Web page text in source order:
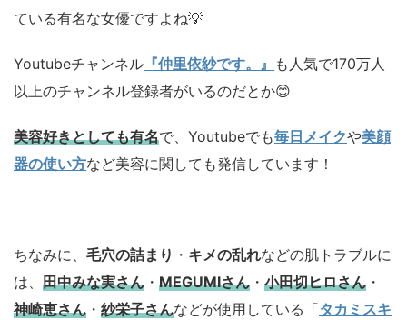
ている有名な女優ですよね💡
Youtubeチャンネル 『仲里依紗です。』 も人気で170万人
以上のチャンネル登録者がいるのだとか😊
美容好きとしても有名で、Youtubeでも毎日メイクや美顔
器の使い方など美容に関しても発信しています！
ちなみに、 毛穴の詰まり ・ キメの乱れなどの肌トラブルに
は、 田中みな実さん ・ MEGUMIさん ・ 小田切ヒロさん ・
神崎恵さん ・ 紗栄子さんなどが使用している「タカミスキ